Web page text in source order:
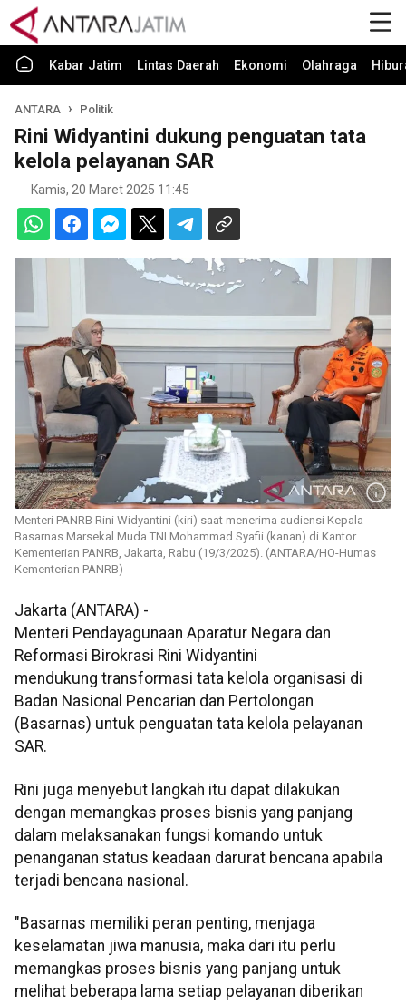
Kabar Jatim Lintas Daerah Ekonomi Olahraga
ANTARA Politik
Rini Widyantini dukung penguatan tata
kelola pelayanan SAR
Kamis, 20 Maret 2025 11:45
Menteri PANRB Rini Widyantini (kiri) saat menerima audiensi Kepala
Basarnas Marsekal Muda TNI Mohammad Syafii (kanan) di Kantor
Kementerian PANRB, Jakarta, Rabu (19/3/2025). (ANTARA/HO-Humas
Kementerian PANRB)
Jakarta (ANTARA) -
Menteri Pendayagunaan Aparatur Negara dan
Reformasi Birokrasi Rini Widyantini
mendukung transformasi tata kelola organisasi di
Badan Nasional Pencarian dan Pertolongan
(Basarnas) untuk penguatan tata kelola pelayanan
SAR.
Rini juga menyebut langkah itu dapat dilakukan
dengan memangkas proses bisnis yang panjang
dalam melaksanakan fungsi komando untuk
penanganan status keadaan darurat bencana apabila
terjadi bencana nasional.
"Basarnas memiliki peran penting, menjaga
keselamatan jiwa manusia, maka dari itu perlu
memangkas proses bisnis yang panjang untuk
melihat beberapa lama setiap pelayanan diberikan